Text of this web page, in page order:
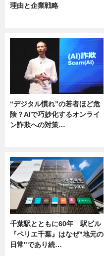
理由と企業戦略
“デジタル慣れ”の若者ほど危
険？AIで巧妙化するオンライ
ン詐欺への対策…
千葉駅とともに60年 駅ビル
『ペリエ千葉』はなぜ"地元の
日常"であり続…